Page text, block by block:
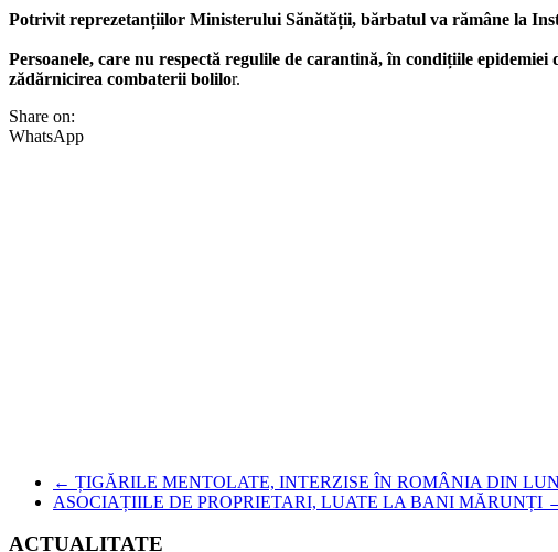
Potrivit reprezetanțiilor Ministerului Sănătății, bărbatul va rămâne la
Persoanele, care nu respectă regulile de carantină, în condițiile
zădărnicirea combaterii bolilor.
Share on:
WhatsApp
← ȚIGĂRILE MENTOLATE, INTERZISE ÎN ROMÂNIA DIN
ASOCIAȚIILE DE PROPRIETARI, LUATE LA BANI MĂRUNȚI
ACTUALITATE